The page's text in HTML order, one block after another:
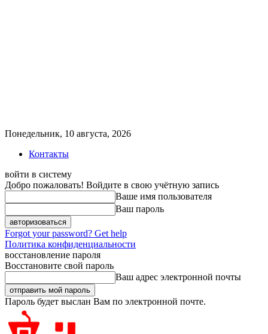
Понедельник, 10 августа, 2026
Контакты
войти в систему
Добро пожаловать! Войдите в свою учётную запись
Ваше имя пользователя
Ваш пароль
Forgot your password? Get help
Политика конфиденциальности
восстановление пароля
Восстановите свой пароль
Ваш адрес электронной почты
Пароль будет выслан Вам по электронной почте.